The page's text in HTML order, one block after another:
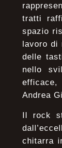
tratti
spazio
lavoro di
delle
nello
Andrea
Il rock
chitarra